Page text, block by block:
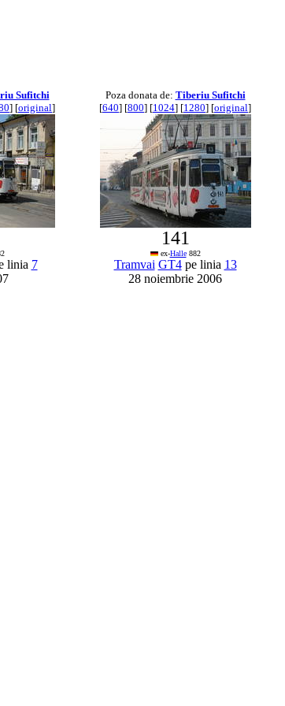
Sufitchi
] [original]
linia 7
Poza donata de: Tiberiu Sufitchi
[640] [800] [1024] [1280] [original]
141
ex-Halle882
Tramvai GT4pe linia 13
28 noiembrie 2006